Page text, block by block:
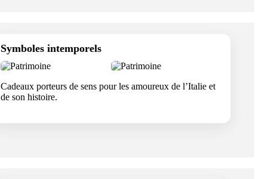
Symboles intemporels
Cadeaux porteurs de sens pour les amoureux de l’Italie et
de son histoire.